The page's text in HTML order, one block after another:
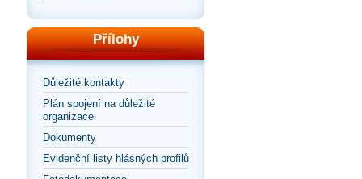
Přílohy
Důležité kontakty
Plán spojení na důležité
organizace
Dokumenty
Evidenční listy hlásných profilů